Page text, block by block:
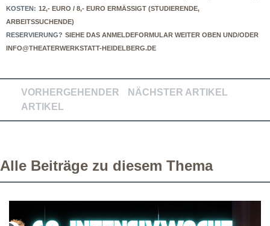
KOSTEN: 12,- EURO / 8,- EURO ERMÄSSIGT (STUDIERENDE, A
RBEITSSUCHENDE)
RESERVIERUNG? SIEHE DAS ANMELDEFORMULAR WEITER OBEN UND/ODER
INFO@THEATERWERKSTATT-HEIDELBERG.DE
VORHERGEHENDER
ARTIKEL
NÄCHSTER ARTIKEL
Alle Beiträge zu diesem Thema